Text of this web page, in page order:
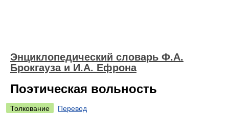
Энциклопедический словарь Ф.А.
Брокгауза и И.А. Ефрона
Поэтическая вольность
Толкование
Перевод